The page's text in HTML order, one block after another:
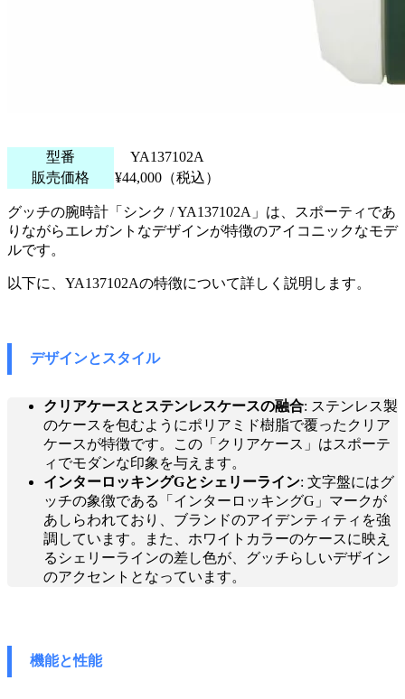
型番
YA137102A
販売価格
¥44,000（税込）
グッチの腕時計「シンク / YA137102A」は、スポーティであ
りながらエレガントなデザインが特徴のアイコニックなモデ
ルです。
以下に、YA137102Aの特徴について詳しく説明します。
デザインとスタイル
クリアケースとステンレスケースの融合: ステンレス製
のケースを包むようにポリアミド樹脂で覆ったクリア
ケースが特徴です。この「クリアケース」はスポーテ
ィでモダンな印象を与えます。
インターロッキングGとシェリーライン: 文字盤にはグ
ッチの象徴である「インターロッキングG」マークが
あしらわれており、ブランドのアイデンティティを強
調しています。また、ホワイトカラーのケースに映え
るシェリーラインの差し色が、グッチらしいデザイン
のアクセントとなっています。
機能と性能